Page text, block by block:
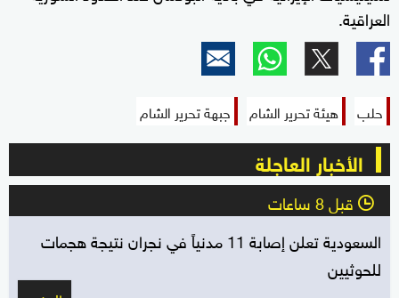
العراقية.
حلب هيئة تحرير الشام جبهة تحرير الشام
الأخبار العاجلة
l قبل 8 ساعات
السعودية تعلن إصابة 11 مدنياً في نجران نتيجة هجمات
للحوثيين